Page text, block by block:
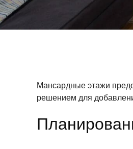
Мансардные этажи
решением для